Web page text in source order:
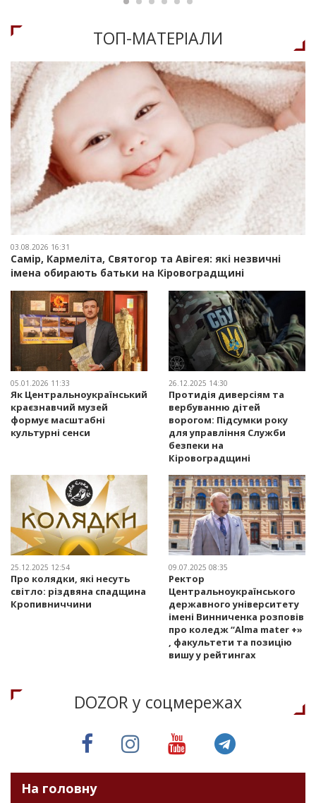
ТОП-МАТЕРIАЛИ
03.08.2026 16:31
Самір, Кармеліта, Святогор та Авігея: які незвичні
імена обирають батьки на Кіровоградщині
05.01.2026 11:33
Як Центральноукраїнський
краєзнавчий музей
формує масштабні
культурні сенси
26.12.2025 14:30
Протидія диверсіям та
вербуванню дітей
ворогом: Підсумки року
для управління Служби
безпеки на
Кіровоградщині
25.12.2025 12:54
Про колядки, які несуть
світло: різдвяна спадщина
Кропивниччини
09.07.2025 08:35
Ректор
Центральноукраїнського
державного університету
імені Винниченка розповів
про коледж “Alma mater +»
, факультети та позицію
вишу у рейтингах
DOZOR у соцмережах
На головну